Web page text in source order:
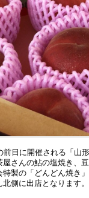
日に開催される「山
さんの鮎の塩焼き、
製の「どんどん焼き」
側に出店となります